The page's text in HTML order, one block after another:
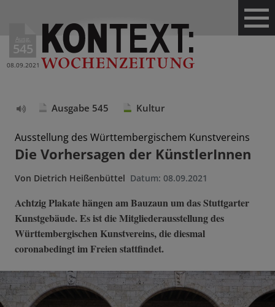
Ausg.
545
08.09.2021
vorlesen
Ausgabe 545 Kultur
Ausstellung des Württembergischem Kunstvereins
Die Vorhersagen der KünstlerInnen
Von Dietrich Heißenbüttel Datum: 08.09.2021
Achtzig Plakate hängen am Bauzaun um das Stuttgarter
Kunstgebäude. Es ist die Mitgliederausstellung des
Württembergischen Kunstvereins, die diesmal
coronabedingt im Freien stattfindet.